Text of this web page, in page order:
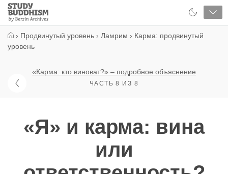
Close
Study
Buddhism
› Продвинутый уровень › Ламрим › Карма: продвинутый
уровень
«Карма: кто виноват?» – подробное объяснение
ЧАСТЬ 8 ИЗ 8
«Я» и карма: вина
или